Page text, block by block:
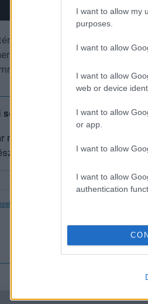
I want to allow my
purposes.
I want to allow
I want to allow
web or device
I want to allow
or app.
I want to allow
I want to allow
authentication
még semmit sem tudunk,
mellett olyan nagy nevek
rád, lehet, hogy éppen nem jön
maradj, kiválogatjuk neked a
nyilatkozat